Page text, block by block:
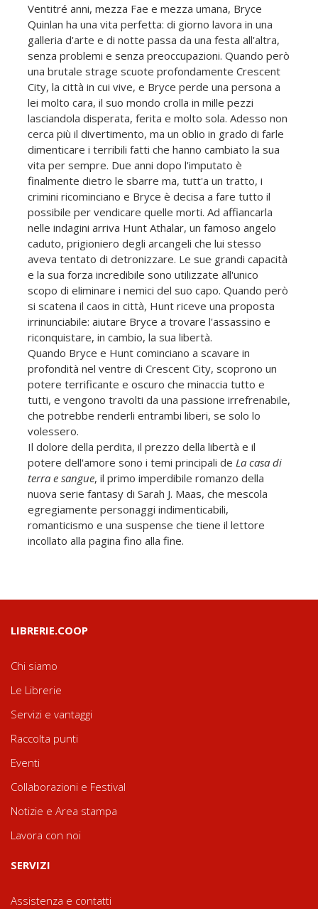
Ventitré anni, mezza Fae e mezza umana, Bryce
Quinlan ha una vita perfetta: di giorno lavora in una
galleria d'arte e di notte passa da una festa all'altra,
senza problemi e senza preoccupazioni. Quando però
una brutale strage scuote profondamente Crescent
City, la città in cui vive, e Bryce perde una persona a
lei molto cara, il suo mondo crolla in mille pezzi
lasciandola disperata, ferita e molto sola. Adesso non
cerca più il divertimento, ma un oblio in grado di farle
dimenticare i terribili fatti che hanno cambiato la sua
vita per sempre. Due anni dopo l'imputato è
finalmente dietro le sbarre ma, tutt'a un tratto, i
crimini ricominciano e Bryce è decisa a fare tutto il
possibile per vendicare quelle morti. Ad affiancarla
nelle indagini arriva Hunt Athalar, un famoso angelo
caduto, prigioniero degli arcangeli che lui stesso
aveva tentato di detronizzare. Le sue grandi capacità
e la sua forza incredibile sono utilizzate all'unico
scopo di eliminare i nemici del suo capo. Quando però
si scatena il caos in città, Hunt riceve una proposta
irrinunciabile: aiutare Bryce a trovare l'assassino e
riconquistare, in cambio, la sua libertà.
Quando Bryce e Hunt cominciano a scavare in
profondità nel ventre di Crescent City, scoprono un
potere terrificante e oscuro che minaccia tutto e
tutti, e vengono travolti da una passione irrefrenabile,
che potrebbe renderli entrambi liberi, se solo lo
volessero.
Il dolore della perdita, il prezzo della libertà e il
potere dell'amore sono i temi principali de La casa di
terra e sangue, il primo imperdibile romanzo della
nuova serie fantasy di Sarah J. Maas, che mescola
egregiamente personaggi indimenticabili,
romanticismo e una suspense che tiene il lettore
incollato alla pagina fino alla fine.
LIBRERIE.COOP
Chi siamo
Le Librerie
Servizi e vantaggi
Raccolta punti
Eventi
Collaborazioni e Festival
Notizie e Area stampa
Lavora con noi
SERVIZI
Assistenza e contatti